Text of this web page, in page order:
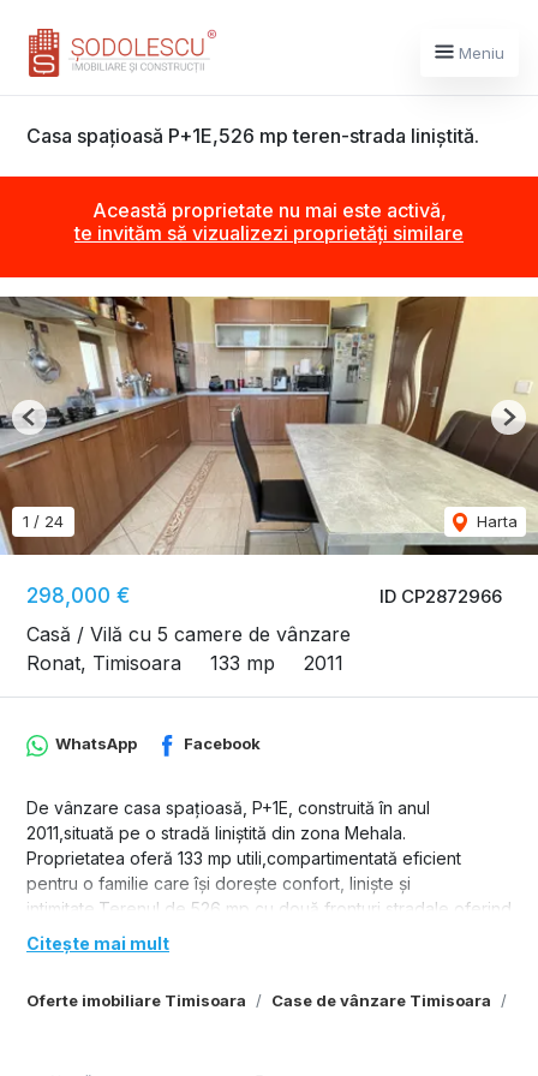
Meniu
Casa spațioasă P+1E,526 mp teren-strada liniștită.
Această proprietate nu mai este activă,
te invităm să vizualizezi proprietăți similare
ID CP2872966
298,000 €
Casă / Vilă cu 5 camere de vânzare
Ronat, Timisoara
133 mp 2011
1 / 24 Harta
Previous
Oferte imobiliare Timisoara Case de vânzare Timisoara
WhatsApp Facebook
De vânzare casa spațioasă, P+1E, construită în anul
2011,situată pe o stradă liniștită din zona Mehala.
Proprietatea oferă 133 mp utili,compartimentată eficient
pentru o familie care își dorește confort, liniște și
intimitate.Terenul de 526 mp cu două fronturi stradale oferind
acces facil,posibilitatea de extindere sau amenajare
suplimentară.
Parter
Citește mai mult